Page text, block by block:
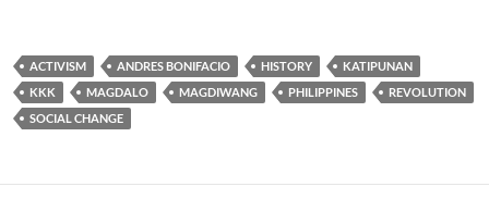
ACTIVISM ANDRES BONIFACIO HISTORY
KATIPUNAN
KKK
MAGDALO MAGDIWANG PHILIPPINES
REVOLUTION
SOCIAL CHANGE